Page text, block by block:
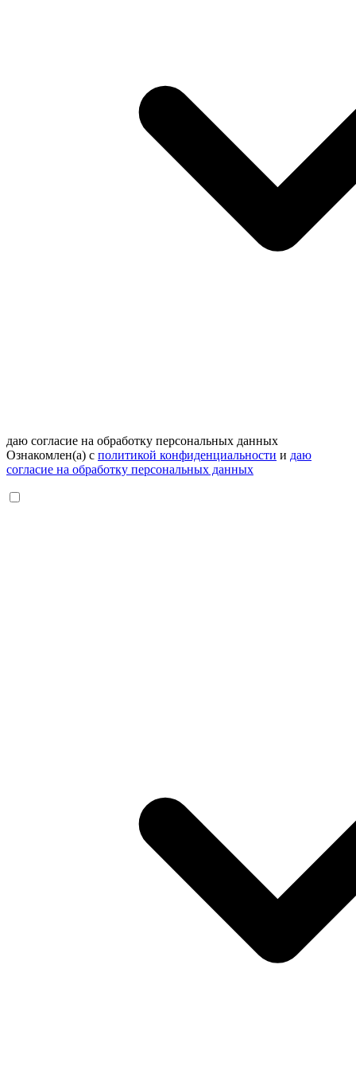
даю согласие на обработку персональных данных
Ознакомлен(а) с политикой конфиденциальности и даю
согласие на обработку персональных данных